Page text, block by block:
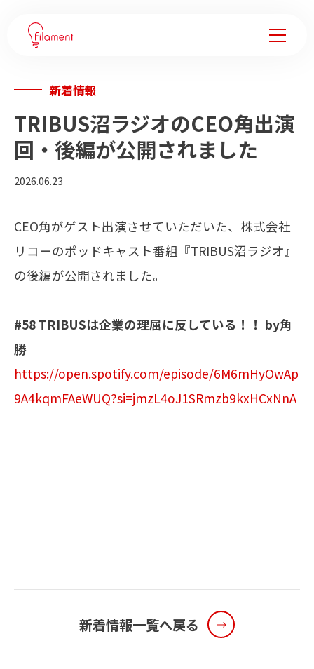
サービス
事例紹介
企業変革ノウハウ
フィラメントについて
お問い合わせ
新着情報
TRIBUS沼ラジオのCEO角出演
回・後編が公開されました
2026.06.23
CEO角がゲスト出演させていただいた、株式会社
リコーのポッドキャスト番組『TRIBUS沼ラジオ』
の後編が公開されました。
#58 TRIBUSは企業の理屈に反している！！ by角
勝
https://open.spotify.com/episode/6M6mHyOwAp
9A4kqmFAeWUQ?si=jmzL4oJ1SRmzb9kxHCxNnA
新着情報一覧へ戻る